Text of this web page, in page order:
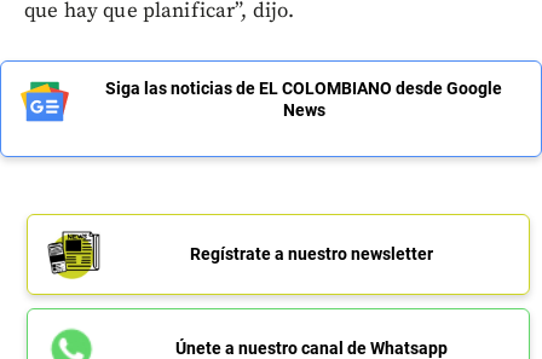
que hay que planificar”, dijo.
Siga las noticias de EL COLOMBIANO desde Google
News
Regístrate a nuestro newsletter
Únete a nuestro canal de Whatsapp